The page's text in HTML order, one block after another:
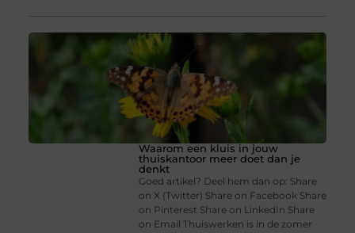
Waarom een kluis in jouw
thuiskantoor meer doet dan je
denkt
Goed artikel? Deel hem dan op: Share
on X (Twitter) Share on Facebook Share
on Pinterest Share on LinkedIn Share
on Email Thuiswerken is in de zomer